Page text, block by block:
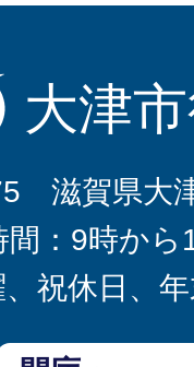
大津
滋賀県大
間：9時から
、祝休日、